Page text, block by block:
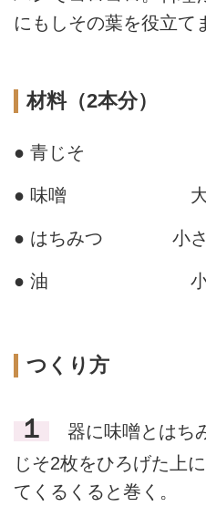
にもしその葉を役立て
材料（2本分）
● 青じそ
● 味噌
● はちみつ 小
● 油
つくり方
１
器に味噌とはち
じそ2枚をひろげた上
てくるくると巻く。